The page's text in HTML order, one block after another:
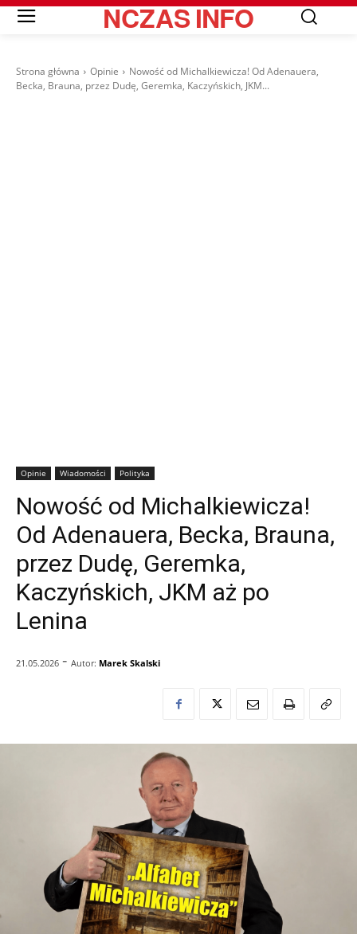
NCZASINFO
Strona główna Opinie
Nowość od Michalkiewicza! Od Adenauera,
Becka, Brauna, przez Dudę, Geremka, Kaczyńskich, JKM...
Opinie Wiadomości Polityka
Nowość od Michalkiewicza!
Od Adenauera, Becka, Brauna,
przez Dudę, Geremka,
Kaczyńskich, JKM aż po
Lenina
21.05.2026 - Autor: Marek Skalski